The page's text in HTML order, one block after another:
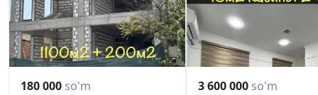
180 000 so'm
3 600 000 so'm